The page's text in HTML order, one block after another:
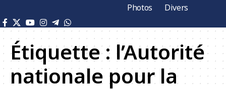
Photos
Divers
Étiquette : l’Autorité
nationale pour la